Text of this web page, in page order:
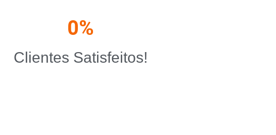
Clientes Satisfeitos!
0%